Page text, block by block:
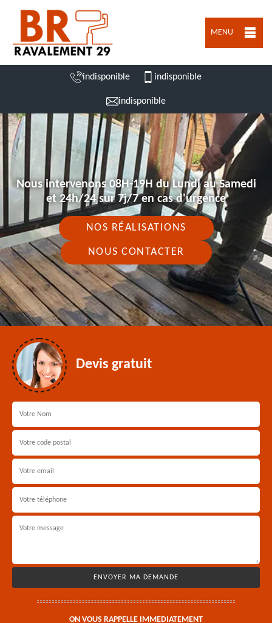
MENU
indisponible indisponible
indisponible
Nous intervenons 08H-19H du Lundi au Samedi
et 24h/24 sur 7j/7 en cas d'urgence
NOS RÉALISATIONS
NOUS CONTACTER
Devis gratuit
ON VOUS RAPPELLE IMMEDIATEMENT